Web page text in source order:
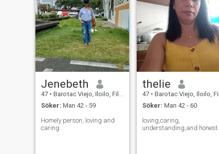
Jenebeth
47 • Barotac Viejo, Iloilo, Filippinerna
Söker: Man 42 - 59
Homely person, loving and
caring.
thelie
47 • Barotac Viejo, Iloilo, Filippinerna
Söker: Man 42 - 60
loving,caring,
understanding,and honest.